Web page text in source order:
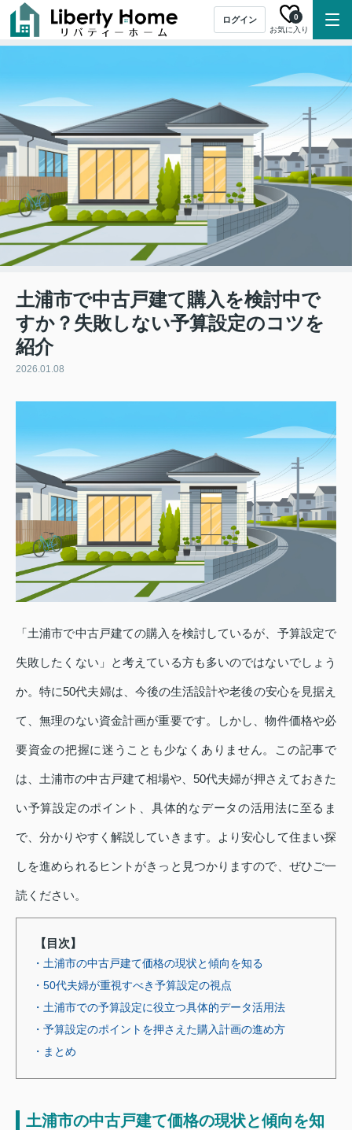
ログイン
お気に入り
0
土浦市で中古戸建て購入を検討中で
すか？失敗しない予算設定のコツを
紹介
2026.01.08
「土浦市で中古戸建ての購入を検討しているが、予算設定で
失敗したくない」と考えている方も多いのではないでしょう
か。特に50代夫婦は、今後の生活設計や老後の安心を見据え
て、無理のない資金計画が重要です。しかし、物件価格や必
要資金の把握に迷うことも少なくありません。この記事で
は、土浦市の中古戸建て相場や、50代夫婦が押さえておきた
い予算設定のポイント、具体的なデータの活用法に至るま
で、分かりやすく解説していきます。より安心して住まい探
しを進められるヒントがきっと見つかりますので、ぜひご一
読ください。
【目次】
・土浦市の中古戸建て価格の現状と傾向を知る
・50代夫婦が重視すべき予算設定の視点
・土浦市での予算設定に役立つ具体的データ活用法
・予算設定のポイントを押さえた購入計画の進め方
・まとめ
土浦市の中古戸建て価格の現状と傾向を知